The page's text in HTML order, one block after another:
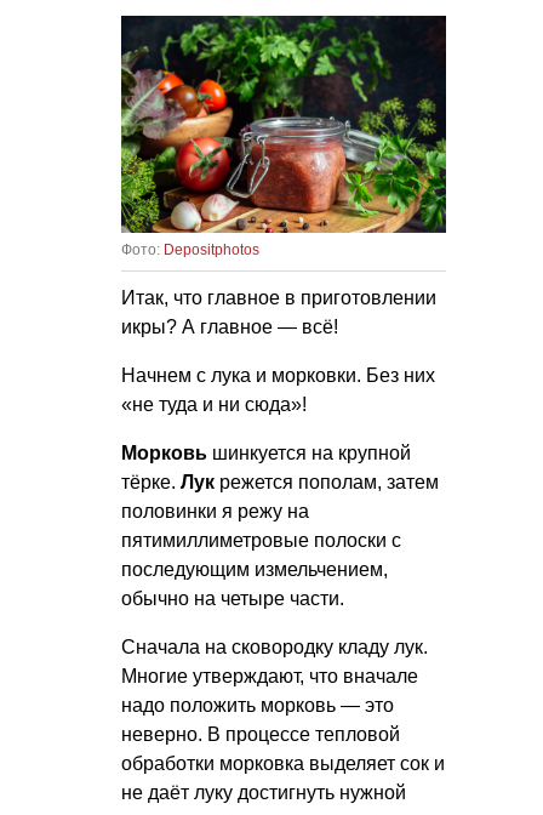
Фото: Depositphotos
Итак, что главное в приготовлении
икры? А главное — всё!
Начнем с лука и морковки. Без них
«не туда и ни сюда»!
Морковь шинкуется на крупной
тёрке. Лук режется пополам, затем
половинки я режу на
пятимиллиметровые полоски с
последующим измельчением,
обычно на четыре части.
Сначала на сковородку кладу лук.
Многие утверждают, что вначале
надо положить морковь — это
неверно. В процессе тепловой
обработки морковка выделяет сок и
не даёт луку достигнуть нужной